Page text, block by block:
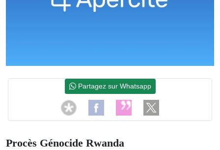
Procès Génocide Rwanda
Partagez sur Whatsapp